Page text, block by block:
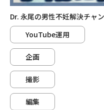
Dr. 永尾の男性不妊解決チャ
YouTube運用
企画
撮影
編集